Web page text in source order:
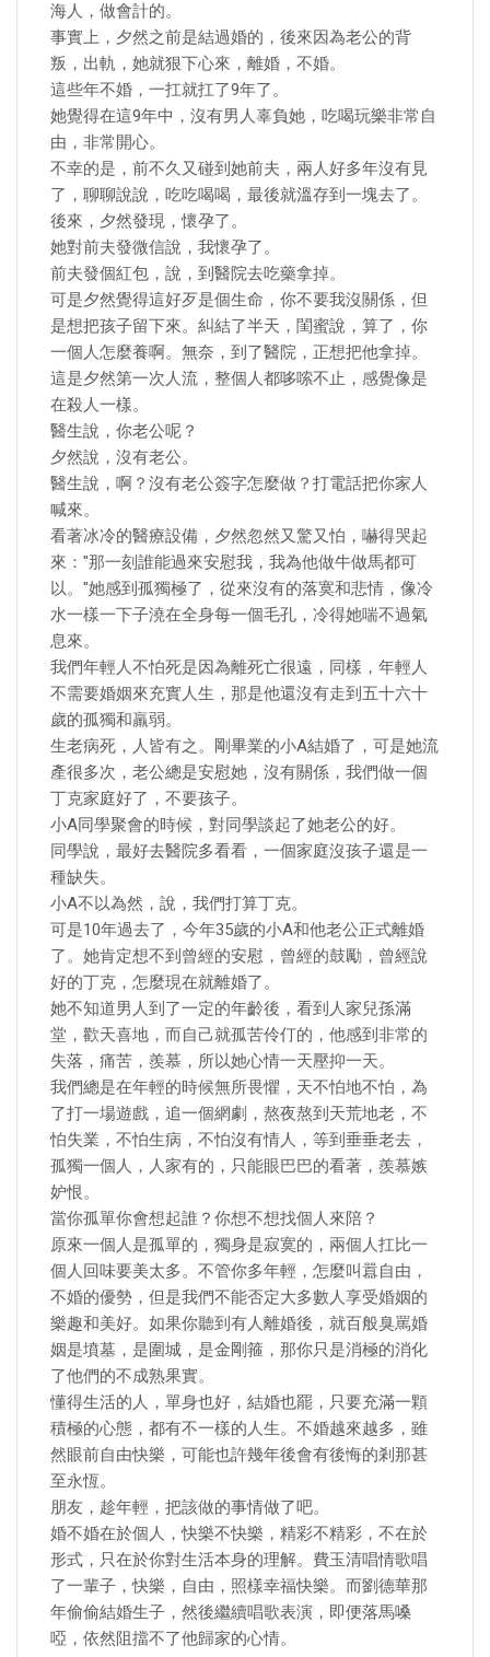
海人，做會計的。
事實上，夕然之前是結過婚的，後來因為老公的背
叛，出軌，她就狠下心來，離婚，不婚。
這些年不婚，一扛就扛了9年了。
她覺得在這9年中，沒有男人辜負她，吃喝玩樂非常自
由，非常開心。
不幸的是，前不久又碰到她前夫，兩人好多年沒有見
了，聊聊說說，吃吃喝喝，最後就溫存到一塊去了。
後來，夕然發現，懷孕了。
她對前夫發微信說，我懷孕了。
前夫發個紅包，說，到醫院去吃藥拿掉。
可是夕然覺得這好歹是個生命，你不要我沒關係，但
是想把孩子留下來。糾結了半天，閨蜜說，算了，你
一個人怎麼養啊。無奈，到了醫院，正想把他拿掉。
這是夕然第一次人流，整個人都哆嗦不止，感覺像是
在殺人一樣。
醫生說，你老公呢？
夕然說，沒有老公。
醫生說，啊？沒有老公簽字怎麼做？打電話把你家人
喊來。
看著冰冷的醫療設備，夕然忽然又驚又怕，嚇得哭起
來："那一刻誰能過來安慰我，我為他做牛做馬都可
以。"她感到孤獨極了，從來沒有的落寞和悲情，像冷
水一樣一下子澆在全身每一個毛孔，冷得她喘不過氣
息來。
我們年輕人不怕死是因為離死亡很遠，同樣，年輕人
不需要婚姻來充實人生，那是他還沒有走到五十六十
歲的孤獨和羸弱。
生老病死，人皆有之。剛畢業的小A結婚了，可是她流
產很多次，老公總是安慰她，沒有關係，我們做一個
丁克家庭好了，不要孩子。
小A同學聚會的時候，對同學談起了她老公的好。
同學說，最好去醫院多看看，一個家庭沒孩子還是一
種缺失。
小A不以為然，說，我們打算丁克。
可是10年過去了，今年35歲的小A和他老公正式離婚
了。她肯定想不到曾經的安慰，曾經的鼓勵，曾經說
好的丁克，怎麼現在就離婚了。
她不知道男人到了一定的年齡後，看到人家兒孫滿
堂，歡天喜地，而自己就孤苦伶仃的，他感到非常的
失落，痛苦，羨慕，所以她心情一天壓抑一天。
我們總是在年輕的時候無所畏懼，天不怕地不怕，為
了打一場遊戲，追一個網劇，熬夜熬到天荒地老，不
怕失業，不怕生病，不怕沒有情人，等到垂垂老去，
孤獨一個人，人家有的，只能眼巴巴的看著，羨慕嫉
妒恨。
當你孤單你會想起誰？你想不想找個人來陪？
原來一個人是孤單的，獨身是寂寞的，兩個人扛比一
個人回味要美太多。不管你多年輕，怎麼叫囂自由，
不婚的優勢，但是我們不能否定大多數人享受婚姻的
樂趣和美好。如果你聽到有人離婚後，就百般臭罵婚
姻是墳墓，是圍城，是金剛箍，那你只是消極的消化
了他們的不成熟果實。
懂得生活的人，單身也好，結婚也罷，只要充滿一顆
積極的心態，都有不一樣的人生。不婚越來越多，雖
然眼前自由快樂，可能也許幾年後會有後悔的剎那甚
至永恆。
朋友，趁年輕，把該做的事情做了吧。
婚不婚在於個人，快樂不快樂，精彩不精彩，不在於
形式，只在於你對生活本身的理解。費玉清唱情歌唱
了一輩子，快樂，自由，照樣幸福快樂。而劉德華那
年偷偷結婚生子，然後繼續唱歌表演，即便落馬嗓
啞，依然阻擋不了他歸家的心情。